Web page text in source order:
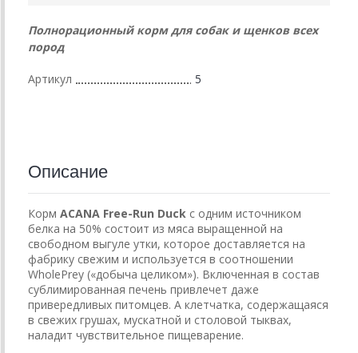
Полнорационный корм для собак и щенков всех
пород
Артикул 5
Описание
Корм ACANA Free-Run Duck с одним источником
белка на 50% состоит из мяса выращенной на
свободном выгуле утки, которое доставляется на
фабрику свежим и используется в соотношении
WholePrey («добыча целиком»). Включенная в состав
сублимированная печень привлечет даже
привередливых питомцев. А клетчатка, содержащаяся
в свежих грушах, мускатной и столовой тыквах,
наладит чувствительное пищеварение.